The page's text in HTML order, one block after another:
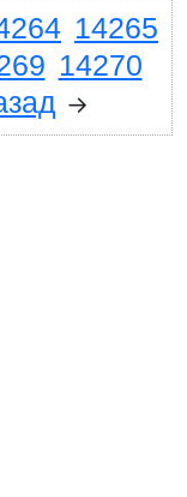
14265
14270
→